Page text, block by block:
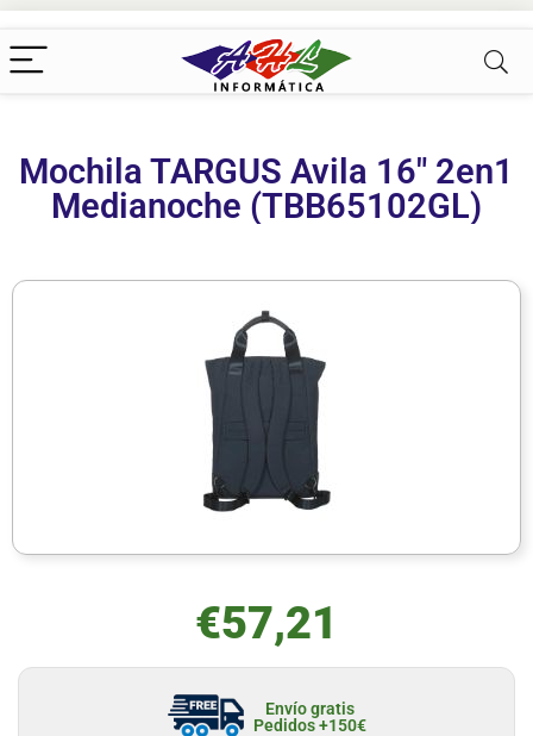
Mochila TARGUS Avila 16″ 2en1
Medianoche (TBB65102GL)
€57,21
Envío gratis
Pedidos +150€